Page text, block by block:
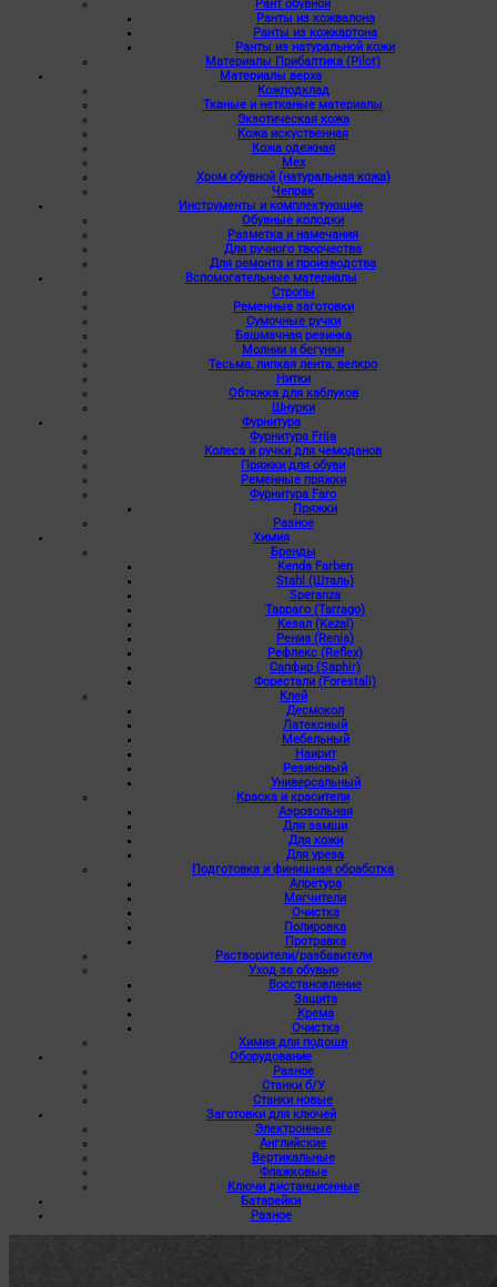
Рант обувной
Ранты из кожвалона
Ранты из кожкартона
Ранты из натуральной кожи
Материалы Прибалтика (Pilot)
Материалы верха
Кожподклад
Тканые и нетканые материалы
Экзотическая кожа
Кожа искуственная
Кожа одежная
Мех
Хром обувной (натуральная кожа)
Чепрак
Инструменты и комплектующие
Обувные колодки
Разметка и намечания
Для ручного творчества
Для ремонта и производства
Вспомогательные материалы
Стропы
Ременные заготовки
Сумочные ручки
Башмачная резинка
Молнии и бегунки
Тесьма, липкая лента, велкро
Нитки
Обтяжка для каблуков
Шнурки
Фурнитура
Фурнитура Frija
Колеса и ручки для чемоданов
Пряжки для обуви
Ременные пряжки
Фурнитура Faro
Пряжки
Разное
Химия
Бренды
Kenda Farben
Stahl (Шталь)
Speranza
Тарраго (Tarrago)
Кезал (Kezal)
Рениа (Renia)
Рефлекс (Reflex)
Сапфир (Saphir)
Форестали (Forestali)
Клей
Десмокол
Латексный
Мебельный
Наирит
Резиновый
Универсальный
Краска и красители
Аэрозольная
Для замши
Для кожи
Для уреза
Подготовка и финишная обработка
Апретура
Мягчители
Очистка
Полировка
Протравка
Растворители/разбавители
Уход за обувью
Восстановление
Защита
Крема
Очистка
Химия для подошв
Оборудование
Разное
Станки б/У
Станки новые
Заготовки для ключей
Электронные
Английские
Вертикальные
Флажковые
Ключи дистанционные
Батарейки
Разное